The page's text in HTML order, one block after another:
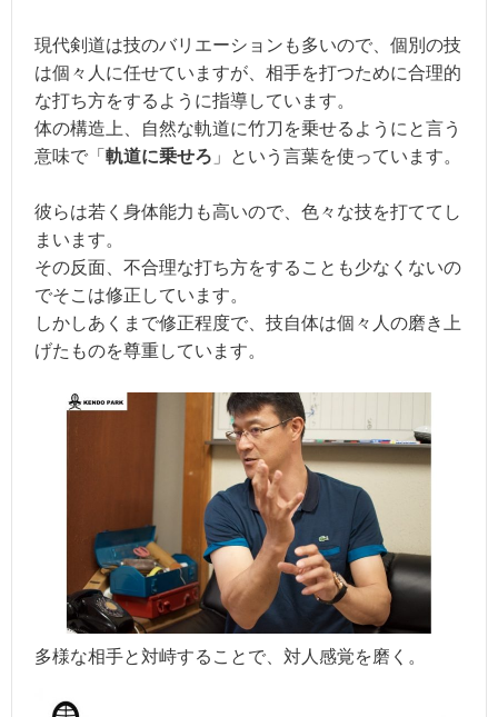
現代剣道は技のバリエーションも多いので、個別の技
は個々人に任せていますが、相手を打つために合理的
な打ち方をするように指導しています。
体の構造上、自然な軌道に竹刀を乗せるようにと言う
意味で「 軌道に乗せろ 」という言葉を使っています。
彼らは若く身体能力も高いので、色々な技を打ててし
まいます。
その反面、不合理な打ち方をすることも少なくないの
でそこは修正しています。
しかしあくまで修正程度で、技自体は個々人の磨き上
げたものを尊重しています。
多様な相手と対峙することで、対人感覚を磨く。